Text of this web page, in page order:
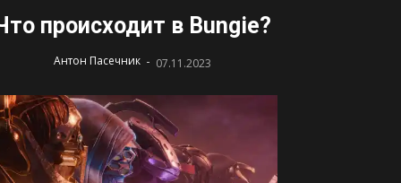
происходит в Bungie?
Антон Пасечник - 07.11.2023